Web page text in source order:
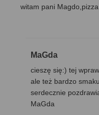
witam pani
MaGda
cieszę się:) tej
ale też bardzo
serdecznie
MaGda